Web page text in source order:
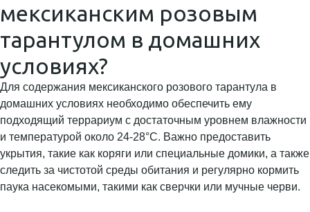
мексиканским розовым
тарантулом в домашних
условиях?
Для содержания мексиканского розового тарантула в
домашних условиях необходимо обеспечить ему
подходящий террариум с достаточным уровнем влажности
и температурой около 24-28°C. Важно предоставить
укрытия, такие как коряги или специальные домики, а также
следить за чистотой среды обитания и регулярно кормить
паука насекомыми, такими как сверчки или мучные черви.